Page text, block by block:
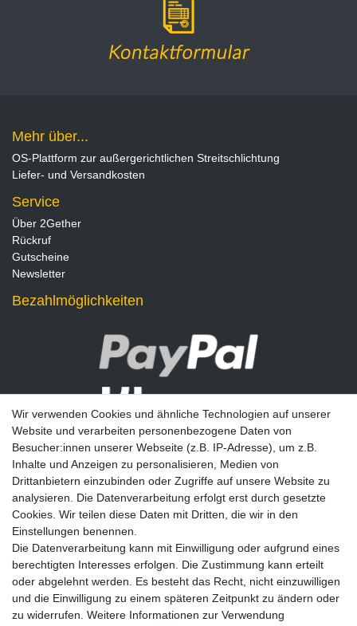
Mehr über...
OS-Plattform zur außergerichtlichen Streitschlichtung
Liefer- und Versandkosten
Service
Über 2Gether
Rückruf
Gutscheine
Newsletter
Bezahlmöglichkeiten
Newsletter
E-MAIL **
Einwilligung kann ich jederzeit widerrufen.**
Wir verwenden Cookies und ähnliche Technologien auf unserer
Website und verarbeiten personenbezogene Daten von
Besucher:innen unserer Webseite (z.B. IP-Adresse), um z.B.
Inhalte und Anzeigen zu personalisieren, Medien von
Drittanbietern einzubinden oder Zugriffe auf unsere Website zu
analysieren. Die Datenverarbeitung erfolgt erst durch gesetzte
Cookies. Wir teilen diese Daten mit Dritten, die wir in den
Einstellungen benennen.
Die Datenverarbeitung kann mit Einwilligung oder aufgrund eines
berechtigten Interesses erfolgen. Die Zustimmung kann erteilt
oder abgelehnt werden. Es besteht das Recht, nicht einzuwilligen
und die Einwilligung zu einem späteren Zeitpunkt zu ändern oder
zu widerrufen. Weitere Informationen zur Verwendung